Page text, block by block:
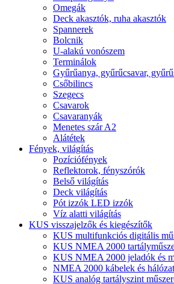
Omegák
Deck akasztók, ruha akasztók
Spannerek
Bolcnik
U-alakú vonószem
Terminálok
Gyűrűanya, gyűrűcsavar,
Csőbilincs
Szegecs
Csavarok
Csavaranyák
Menetes szár A2
Alátétek
Fények, világítás
Pozíciófények
Reflektorok, fényszórók
Belső világítás
Deck világítás
Pót izzók LED izzók
Víz alatti világítás
KUS visszajelzők és kiegészítők
KUS multifunkciós digitális
KUS NMEA 2000
KUS NMEA 2000 jeladók és
NMEA 2000 kábelek és
KUS analóg tartályszint